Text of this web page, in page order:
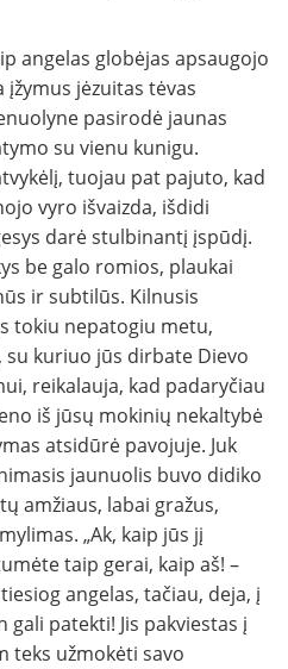
angelas globėjas apsaugojo
jėzuitas tėvas
pasirodė jaunas
su vienu kunigu.
tuojau pat pajuto, kad
vyro išvaizda, išdidi
darė stulbinantį įspūdį.
be galo romios, plaukai
ir subtilūs. Kilnusis
tokiu nepatogiu metu,
kuriuo jūs dirbate Dievo
reikalauja, kad padaryčiau
iš jūsų mokinių nekaltybė
atsidūrė pavojuje. Juk
jaunuolis buvo didiko
amžiaus, labai gražus,
„Ak, kaip jūs jį
taip gerai, kaip aš! –
angelas, tačiau, deja, į
patekti! Jis pakviestas į
teks užmokėti savo